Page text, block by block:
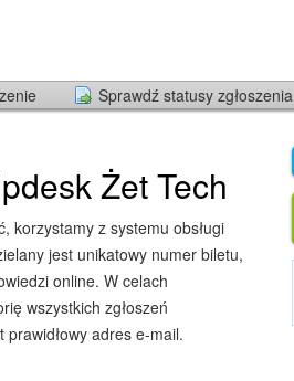
Sprawdź statusy zgłoszenia
Żet Tech
korzystamy z systemu obsługi
jest unikatowy numer biletu,
online. W celach
wszystkich zgłoszeń
adres e-mail.